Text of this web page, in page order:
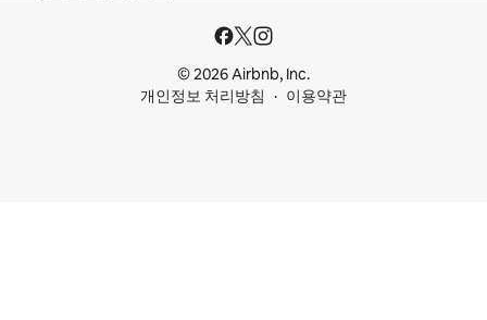
© 2026 Airbnb, Inc.
개인정보 처리방침
이용약관